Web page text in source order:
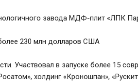
завода МДФ-плит «ЛПК
230 млн долларов США
Участвовал в запуске более 15
холдинг «Кроношпан»,